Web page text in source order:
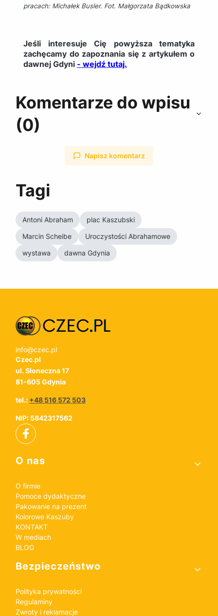
pracach: Michałek Busler. Fot. Małgorzata Bądkowska
Jeśli interesuje Cię powyższa tematyka
zachęcamy do zapoznania się z artykułem o
dawnej Gdyni - wejdź tutaj.
Komentarze do wpisu
(0)
Napisz komentarz
Tagi
Antoni Abraham
plac Kaszubski
Marcin Scheibe
Uroczystości Abrahamowe
wystawa
dawna Gdynia
info@czec.pl
Czec.pl
ul. Słoneczna 17
81-605 Gdynia
tel.: +48 516 572 503
NIP: 5842317562
Linki w stopce
O nas
O firmie
Pomoce dydaktyczne
Pakowanie na prezent
Kolorowe Kaszuby
KONTAKT
W mediach
BLOG
Bezpieczeństwo
Polityka prywatności
Regulaminy
Zwroty i reklamacje